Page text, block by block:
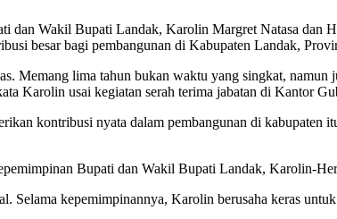
dan Wakil Bupati Landak, Karolin Margret Natasa dan
besar bagi pembangunan di Kabupaten Landak,
Memang lima tahun bukan waktu yang singkat,
Karolin usai kegiatan serah terima jabatan di Kantor
kontribusi nyata dalam pembangunan di kabupaten
Bupati dan Wakil Bupati Landak, Karolin-
Selama kepemimpinannya, Karolin berusaha keras